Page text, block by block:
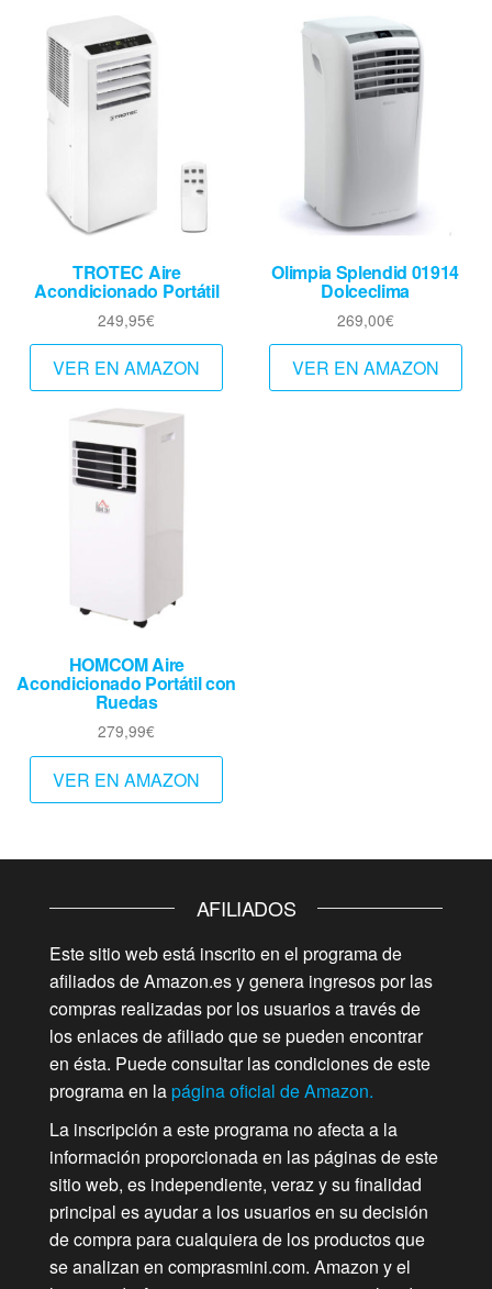
TROTEC Aire
Acondicionado Portátil
249,95€
VER EN AMAZON
Olimpia Splendid 01914
Dolceclima
269,00€
VER EN AMAZON
HOMCOM Aire
Acondicionado Portátil con
Ruedas
279,99€
VER EN AMAZON
AFILIADOS
Este sitio web está inscrito en el programa de
afiliados de Amazon.es y genera ingresos por las
compras realizadas por los usuarios a través de
los enlaces de afiliado que se pueden encontrar
en ésta. Puede consultar las condiciones de este
programa en lapágina oficial de Amazon.
La inscripción a este programa no afecta a la
información proporcionada en las páginas de este
sitio web, es independiente, veraz y su finalidad
principal es ayudar a los usuarios en su decisión
de compra para cualquiera de los productos que
se analizan en comprasmini.com. Amazon y el